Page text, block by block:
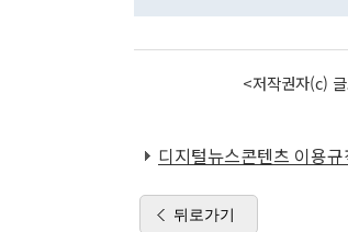
<저작권자(c)
디지털뉴스콘텐츠 이용규
뒤로가기